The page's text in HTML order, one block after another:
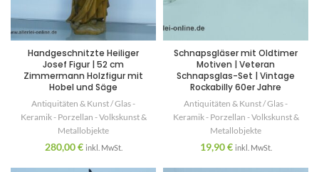
Handgeschnitzte Heiliger
Josef Figur | 52 cm
Zimmermann Holzfigur mit
Hobel und Säge
Antiquitäten & Kunst / Glas -
Keramik - Porzellan - Volkskunst &
Metallobjekte
280,00€ inkl. MwSt.
Schnapsgläser mit Oldtimer
Motiven | Veteran
Schnapsglas-Set | Vintage
Rockabilly 60er Jahre
Antiquitäten & Kunst / Glas -
Keramik - Porzellan - Volkskunst &
Metallobjekte
19,90€ inkl. MwSt.